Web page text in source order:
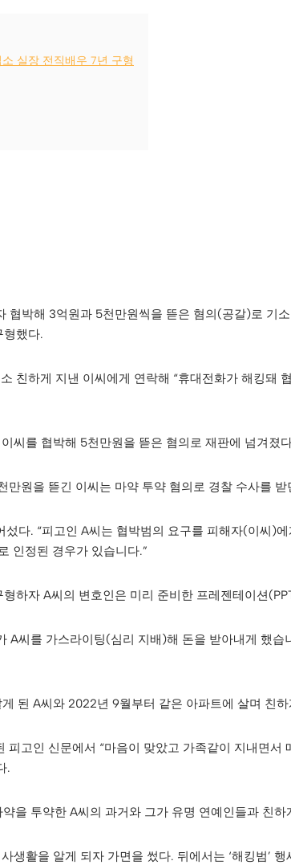
실장 전직배우 7년 구형
협박해 3억원과 5천만원씩을 뜯은 혐의(공갈)로 기
형했다.
친하게 지낸 이씨에게 연락해 “휴대전화가 해킹돼
씨를 협박해 5천만원을 뜯은 혐의로 재판에 넘겨졌
만원을 뜯긴 이씨는 마약 투약 혐의로 경찰 수사를 받
섰다. “피고인 A씨는 협박범의 요구를 피해자(이씨)
인정된 경우가 있습니다.”
하자 A씨의 변호인은 미리 준비한 프레젠테이션
A씨를 가스라이팅(심리 지배)해 돈을 받아내게 했
된 A씨와 2022년 9월부터 같은 아파트에 살며 친
피고인 신문에서 “마음이 맞았고 가족같이 지내면서
.
을 투약한 A씨의 과거와 그가 유명 연예인들과 친
생활을 알게 되자 가면을 썼다. 뒤에서는 ‘해킹범’